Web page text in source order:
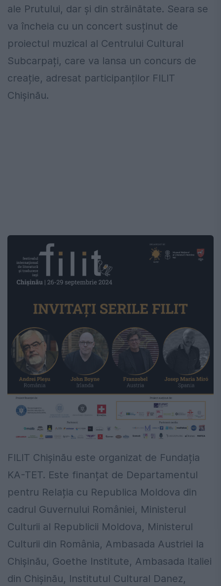
ale Prutului, dar și din străinătate. Seara se
va încheia cu un concert susținut de
proiectul muzical al Centrului Cultural
Subcarpați, care va lansa un concurs de
creație, adresat participanților FILIT
Chișinău.
FILIT Chișinău este organizat de Fundația
KA-TET. Este finanțat de Departamentul
pentru Relația cu Republica Moldova din
cadrul Guvernului României, Ministerul
Culturii al Republicii Moldova, Ministerul
Culturii din România, Ambasada Austriei la
Chișinău, Goethe Institute, Ambasada Italiei
din Chișinău, Institutul Cultural Danez,